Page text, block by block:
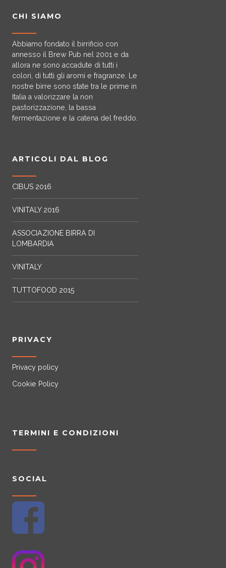
v
i
g
a
t
i
n
CHI SIAMO
Abbiamo fondato il birrificio con
annesso il Brew Pub nel 2001 e da
allora ne sono accadute di tutti i
colori, di tutti gli aromi e fragranze. Le
nostre birre sono state tra le prime in
Italia a valorizzare la non
pastorizzazione, la bassa
fermentazione e la catena del freddo.
ARTICOLI DAL BLOG
CIBUS 2016
VINITALY 2016
ASSOCIAZIONE BIRRA DI
LOMBARDIA
VINITALY
TUTTOFOOD 2015
PRIVACY
Privacy policy
Cookie Policy
TERMINI E CONDIZIONI
SOCIAL